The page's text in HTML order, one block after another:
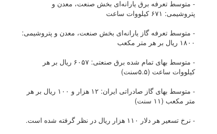
- متوسط تعرفه برق یارانه‌ای بخش صنعت، معدن و
پتروشیمی: ۶۷۱ کیلووات ساعت
- متوسط تعرفه گاز یارانه‌ای بخش صنعت، معدن و پتروشیمی:
۱۸۰۰ ریال بر هر متر مکعب
- متوسط بهای تمام شده برق صنعتی: ۶۰۵۷ ریال بر هر
کیلووات ساعت (۵.۵سنت)
- متوسط بهای گاز صادراتی ایران: ۱۲ هزار و ۱۰۰ ریال بر هر
متر مکعب (۱۱ سنت)
- نرخ تسعیر هر دلار ۱۱۰ هزار ریال در نظر گرفته شده است.